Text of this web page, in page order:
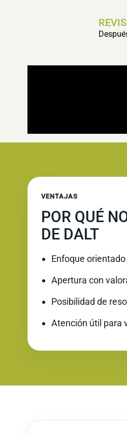
VENTAJAS
POR QUÉ
DE DALT
Enfoque
Apertura con
Posibilidad de
Atención útil para